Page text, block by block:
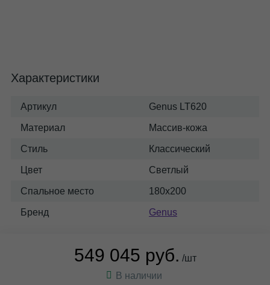
Характеристики
Артикул Genus LT620
Материал Массив-кожа
Стиль Классический
Цвет Светлый
Спальное место 180x200
Бренд Genus
549 045 руб. /шт
В наличии